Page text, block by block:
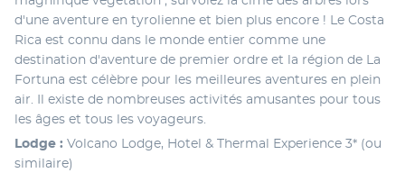
d'une aventure en tyrolienne et bien plus encore ! Le Costa
Rica est connu dans le monde entier comme une
destination d'aventure de premier ordre et la région de La
Fortuna est célèbre pour les meilleures aventures en plein
air. Il existe de nombreuses activités amusantes pour tous
les âges et tous les voyageurs.
Lodge : Volcano Lodge, Hotel & Thermal Experience 3* (ou
similaire)